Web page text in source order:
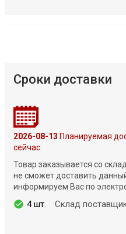
Сроки доставки
2026-08-13 Планируемая
сейчас
Товар заказывается со
не сможет доставить
информируем Вас по
4 шт. Склад